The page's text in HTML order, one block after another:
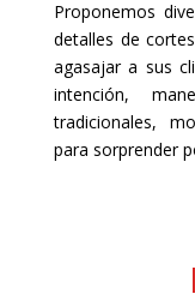
Proponemos
detalles de
agasajar a sus
intención,
tradicionales,
para sorprender